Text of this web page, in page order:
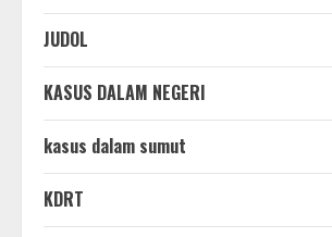
JUDOL
KASUS DALAM NEGERI
kasus dalam sumut
KDRT